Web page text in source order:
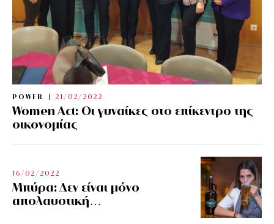
POWER 21/02/2022
Women Act: Οι γυναίκες στο επίκεντρο της
οικονομίας
16/02/2022
Μπύρα: Δεν είναι μόνο
απολαυστική…